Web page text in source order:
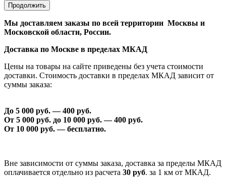
Продолжить
Мы доставляем заказы по всей территории Москвы и
Московской области, России.
Доставка по Москве в пределах МКАД
Цены на товары на сайте приведены без учета стоимости
доставки. Стоимость доставки в пределах МКАД зависит от
суммы заказа:
До 5 000 руб. —400 руб.
От 5 000 руб. до 10 000 руб. —400 руб.
От 10 000 руб. — бесплатно.
Вне зависимости от суммы заказа, доставка за пределы МКАД
оплачивается отдельно из расчета 30 руб. за 1 км от МКАД.